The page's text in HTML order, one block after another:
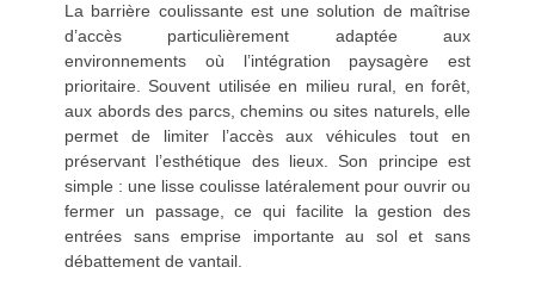
La barrière coulissante est une solution de maîtrise
d’accès particulièrement adaptée aux
environnements où l’intégration paysagère est
prioritaire. Souvent utilisée en milieu rural, en forêt,
aux abords des parcs, chemins ou sites naturels, elle
permet de limiter l’accès aux véhicules tout en
préservant l’esthétique des lieux. Son principe est
simple : une lisse coulisse latéralement pour ouvrir ou
fermer un passage, ce qui facilite la gestion des
entrées sans emprise importante au sol et sans
débattement de vantail.